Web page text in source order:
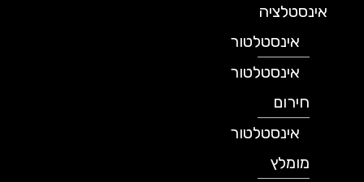
אינסטלציה
אינסטלטור
אינסטלטור
חירום
אינסטלטור
מומלץ